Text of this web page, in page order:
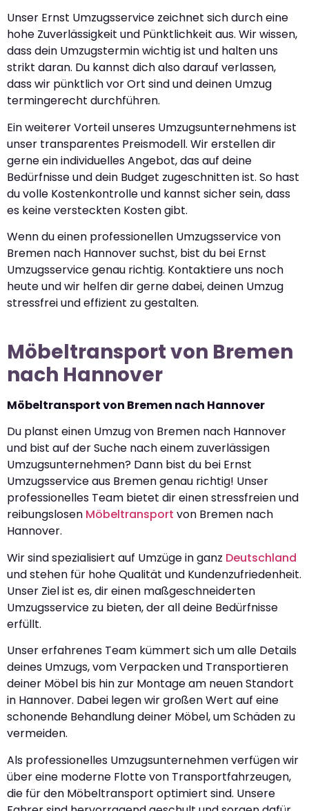
Unser Ernst Umzugsservice zeichnet sich durch eine
hohe Zuverlässigkeit und Pünktlichkeit aus. Wir wissen,
dass dein Umzugstermin wichtig ist und halten uns
strikt daran. Du kannst dich also darauf verlassen,
dass wir pünktlich vor Ort sind und deinen Umzug
termingerecht durchführen.
Ein weiterer Vorteil unseres Umzugsunternehmens ist
unser transparentes Preismodell. Wir erstellen dir
gerne ein individuelles Angebot, das auf deine
Bedürfnisse und dein Budget zugeschnitten ist. So hast
du volle Kostenkontrolle und kannst sicher sein, dass
es keine versteckten Kosten gibt.
Wenn du einen professionellen Umzugsservice von
Bremen nach Hannover suchst, bist du bei Ernst
Umzugsservice genau richtig. Kontaktiere uns noch
heute und wir helfen dir gerne dabei, deinen Umzug
stressfrei und effizient zu gestalten.
Möbeltransport von Bremen
nach Hannover
Möbeltransport von Bremen nach Hannover
Du planst einen Umzug von Bremen nach Hannover
und bist auf der Suche nach einem zuverlässigen
Umzugsunternehmen? Dann bist du bei Ernst
Umzugsservice aus Bremen genau richtig! Unser
professionelles Team bietet dir einen stressfreien und
reibungslosen Möbeltransport von Bremen nach
Hannover.
Wir sind spezialisiert auf Umzüge in ganz Deutschland
und stehen für hohe Qualität und Kundenzufriedenheit.
Unser Ziel ist es, dir einen maßgeschneiderten
Umzugsservice zu bieten, der all deine Bedürfnisse
erfüllt.
Unser erfahrenes Team kümmert sich um alle Details
deines Umzugs, vom Verpacken und Transportieren
deiner Möbel bis hin zur Montage am neuen Standort
in Hannover. Dabei legen wir großen Wert auf eine
schonende Behandlung deiner Möbel, um Schäden zu
vermeiden.
Als professionelles Umzugsunternehmen verfügen wir
über eine moderne Flotte von Transportfahrzeugen,
die für den Möbeltransport optimiert sind. Unsere